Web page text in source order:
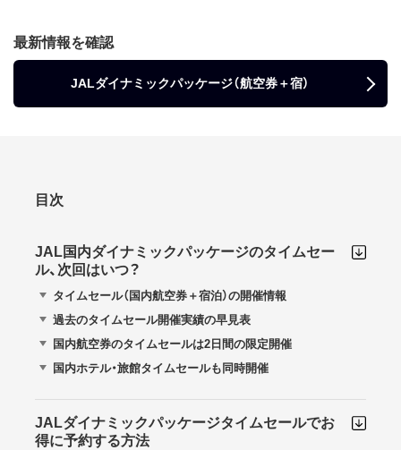
最新情報を確認
JALダイナミックパッケージ（航空券＋宿）
目次
JAL国内ダイナミックパッケージのタイムセー
ル、次回はいつ？
タイムセール（国内航空券＋宿泊）の開催情報
過去のタイムセール開催実績の早見表
国内航空券のタイムセールは2日間の限定開催
国内ホテル・旅館タイムセールも同時開催
JALダイナミックパッケージタイムセールでお
得に予約する方法